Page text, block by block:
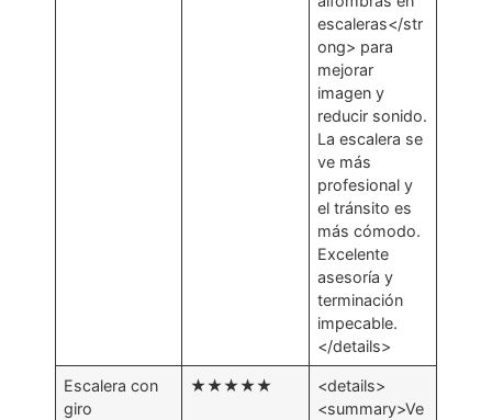
escaleras</str
ong> para
mejorar
imagen y
reducir sonido.
La escalera se
ve más
profesional y
el tránsito es
más cómodo.
Excelente
asesoría y
terminación
impecable.
</details>
Escalera con
giro
★★★★★
<details>
<summary>Ve